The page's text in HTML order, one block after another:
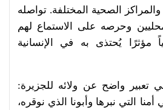
الصحية المختلفة. تواصله
وحرصه على الاستماع لهم
مؤثرًا يُحتذى به في الإنسانية
واضح عن ولائه للجزيرة:
أمنا التي نبرها وأبونا الذي نوقره،